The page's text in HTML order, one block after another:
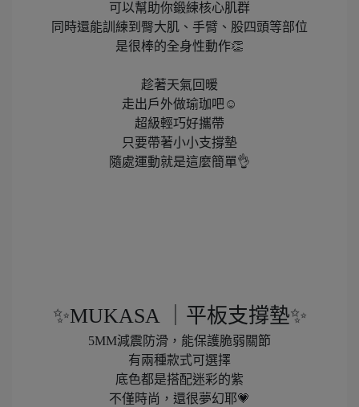
可以幫助你鍛練核心肌群​
同時還能訓練到臀大肌、手臂、股四頭等部位​
是很棒的全身性動作👏​
趁著天氣回暖​
走出戶外做瑜珈吧☺️​
超級輕巧好攜帶​
只要帶著小小支撐墊​
隨處運動就是這麼簡單👌​
✨MUKASA ｜平板支撐墊✨​
5MM減震防滑，能保護脆弱關節​
有兩種款式可選擇​
底色都是搭配迷彩的紫​
不僅時尚，還很夢幻耶💗​